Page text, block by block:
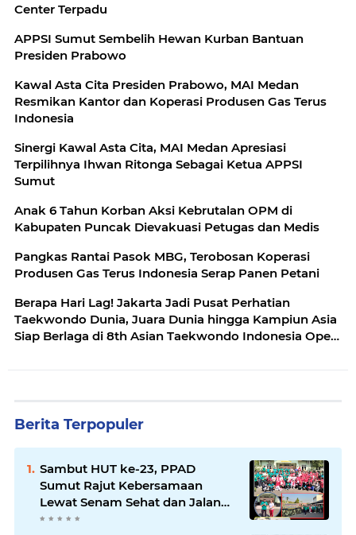
Center Terpadu
APPSI Sumut Sembelih Hewan Kurban Bantuan
Presiden Prabowo
Kawal Asta Cita Presiden Prabowo, MAI Medan
Resmikan Kantor dan Koperasi Produsen Gas Terus
Indonesia
Sinergi Kawal Asta Cita, MAI Medan Apresiasi
Terpilihnya Ihwan Ritonga Sebagai Ketua APPSI
Sumut
Anak 6 Tahun Korban Aksi Kebrutalan OPM di
Kabupaten Puncak Dievakuasi Petugas dan Medis
Pangkas Rantai Pasok MBG, Terobosan Koperasi
Produsen Gas Terus Indonesia Serap Panen Petani
Berapa Hari Lag! Jakarta Jadi Pusat Perhatian
Taekwondo Dunia, Juara Dunia hingga Kampiun Asia
Siap Berlaga di 8th Asian Taekwondo Indonesia Open
Berita Terpopuler
Sambut HUT ke-23, PPAD
Sumut Rajut Kebersamaan
Lewat Senam Sehat dan Jalan
Santai di Mako Bekangdam I/BB